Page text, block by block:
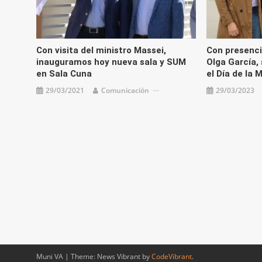
Con visita del ministro Massei,
inauguramos hoy nueva sala y SUM
en Sala Cuna
29/03/2021 Comunicación
Con
Olga
el Día de la
29/03/2023
Muni VA | Theme: News Vibrant byCodeVibrant.